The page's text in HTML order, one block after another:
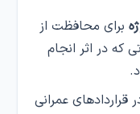
برای محافظت از
که در اثر انجام
عمرانی